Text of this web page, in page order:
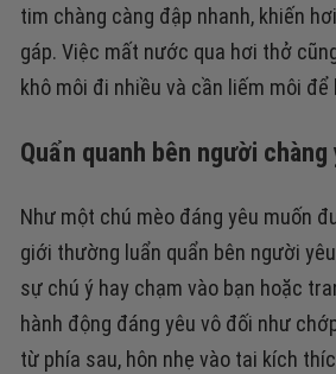
tim chàng càng đập nhanh, khiến
gáp. Việc mất nước qua hơi thở
khô môi đi nhiều và cần liếm môi để
Quẩn quanh bên người chàng
Như một chú mèo đáng yêu muốn
giới thường luẩn quẩn bên người
sự chú ý hay chạm vào bạn hoặc
hành động đáng yêu vô đối như
từ phía sau, hôn nhẹ vào tai kích